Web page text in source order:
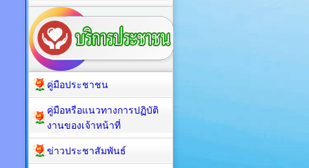
คู่มือประชาชน
คู่มือหรือแนวทางการปฏิบัติ
งานของเจ้าหน้าที่
ข่าวประชาสัมพันธ์